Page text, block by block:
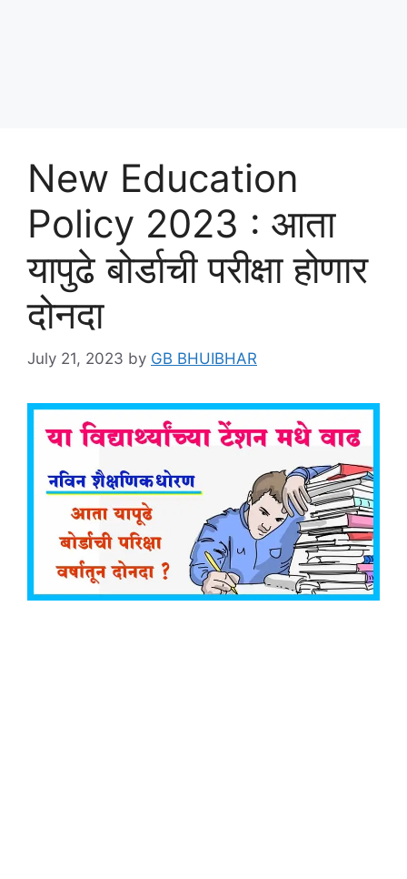
New Education
Policy 2023 : आता
यापुढे बोर्डाची परीक्षा होणार
दोनदा
July 21, 2023 by GB BHUIBHAR